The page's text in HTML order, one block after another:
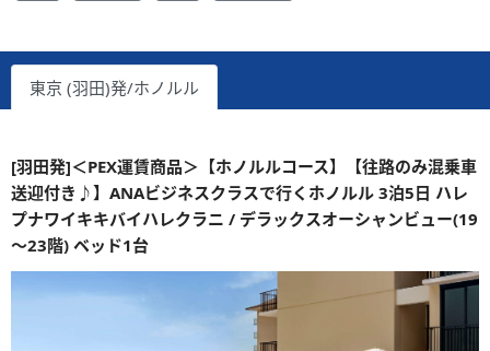
東京 (羽田)発/ホノルル
[羽田発]＜PEX運賃商品＞【ホノルルコース】【往路のみ混乗車
送迎付き♪】ANAビジネスクラスで行くホノルル 3泊5日 ハレ
プナワイキキバイハレクラニ / デラックスオーシャンビュー(19
～23階) ベッド1台